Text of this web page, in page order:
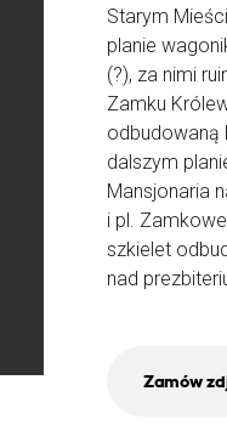
Starym
planie
(?), za nimi
Zamku
odbudowaną
dalszym
Mansjonaria
i pl.
szkielet
nad
Zamów